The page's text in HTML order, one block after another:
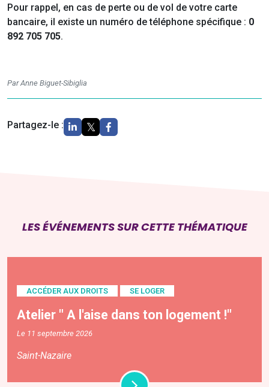
Pour rappel, en cas de perte ou de vol de votre carte
bancaire, il existe un numéro de téléphone spécifique : 0
892 705 705.
Par Anne Biguet-Sibiglia
Partagez-le :
LES ÉVÉNEMENTS SUR CETTE THÉMATIQUE
ACCÉDER AUX DROITS SE LOGER
Atelier " A l'aise dans ton logement !"
Le 11 septembre 2026
Saint-Nazaire